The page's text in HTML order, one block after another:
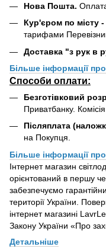
Нова Пошта.
Кур'єром по місту
тарифами
Доставка "з рук в
Більше інформації
Способи оплати:
Безготівковий
Приватбанку.
Післяплата
на Покупця.
Більше інформації
Інтернет магазин
орієнтований в першу
забезпечуємо
території України.
інтернет магазині
Закону України «Про
Детальніше